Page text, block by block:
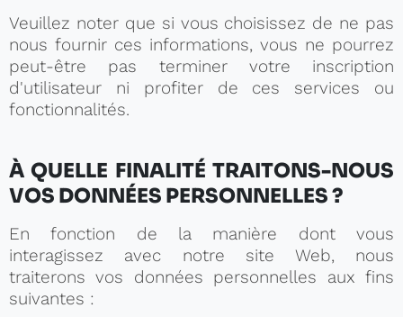
Veuillez noter que si vous choisissez de ne pas
nous fournir ces informations, vous ne pourrez
peut-être pas terminer votre inscription
d'utilisateur ni profiter de ces services ou
fonctionnalités.
À QUELLE FINALITÉ TRAITONS-NOUS
VOS DONNÉES PERSONNELLES ?
En fonction de la manière dont vous
interagissez avec notre site Web, nous
traiterons vos données personnelles aux fins
suivantes :